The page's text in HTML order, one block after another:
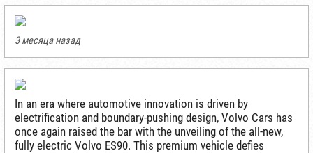
3 месяца назад
In an era where automotive innovation is driven by
electrification and boundary-pushing design, Volvo Cars has
once again raised the bar with the unveiling of the all-new,
fully electric Volvo ES90. This premium vehicle defies